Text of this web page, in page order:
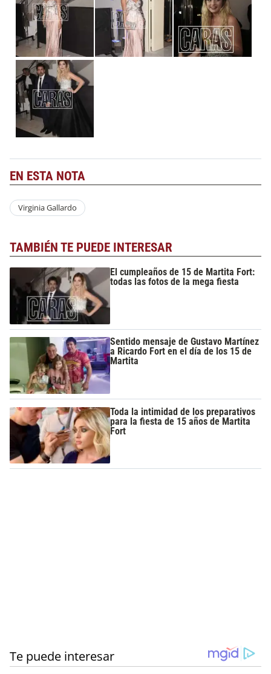
EN ESTA NOTA
Virginia Gallardo
TAMBIÉN TE PUEDE INTERESAR
El cumpleaños de 15 de Martita Fort:
todas las fotos de la mega fiesta
Sentido mensaje de Gustavo Martínez
a Ricardo Fort en el día de los 15 de
Martita
Toda la intimidad de los preparativos
para la fiesta de 15 años de Martita
Fort